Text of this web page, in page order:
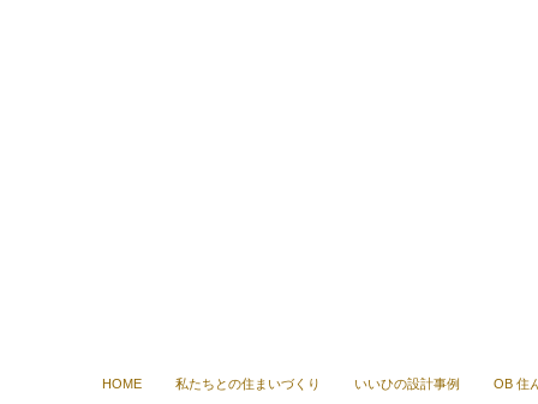
HOME 私たちとの住まいづくり いいひの設計事例 OB 住